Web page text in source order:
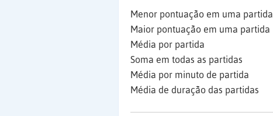
Menor pontuação em uma partida
Maior pontuação em uma partida
Média por partida
Soma em todas as partidas
Média por minuto de partida
Média de duração das partidas